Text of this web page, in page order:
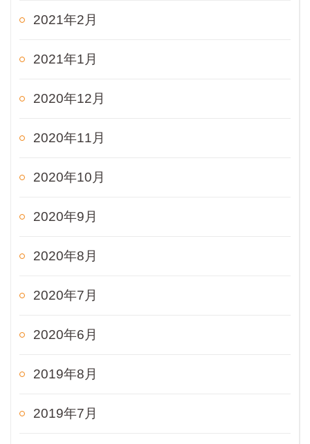
2021年2月
2021年1月
2020年12月
2020年11月
2020年10月
2020年9月
2020年8月
2020年7月
2020年6月
2019年8月
2019年7月